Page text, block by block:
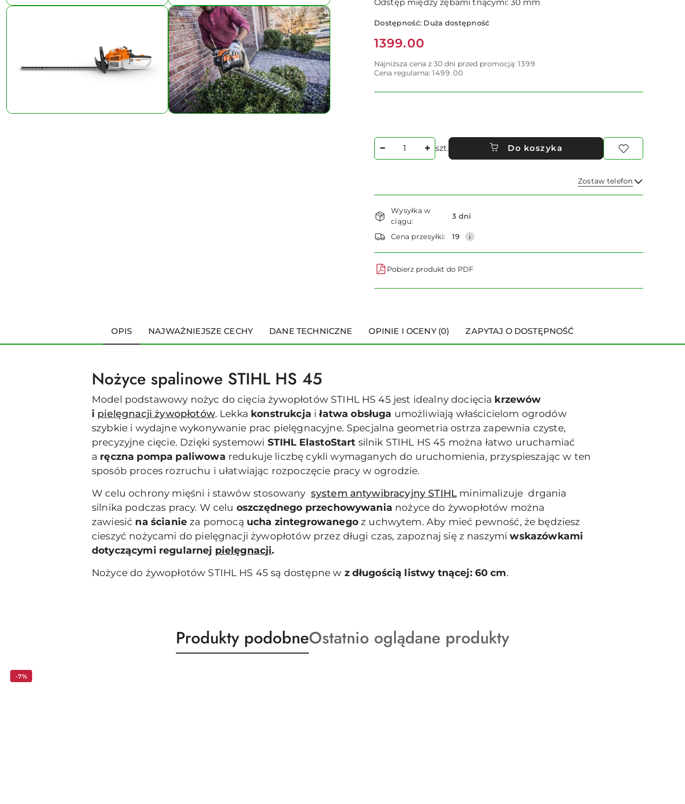
Odstęp między zębami tnącymi: 30 mm
Dostępność: Duża dostępność
Cena:
1399.00
Najniższa cena z 30 dni przed promocją: 1399
Cena regularna: 1499.00
Ilość
szt. Do koszyka
Zostaw telefon
Wyślij
Dostępność
i
dostawa
Wysyłka w
ciągu:
3 dni
Cena przesyłki: 19
Pobierz produkt do PDF
OPIS NAJWAŻNIEJSZE CECHY DANE TECHNICZNE OPINIE I OCENY (0) ZAPYTAJ O DOSTĘPNOŚĆ
Nożyce spalinowe STIHL HS 45
Model podstawowy nożyc do cięcia żywopłotów STIHL HS 45 jest idealny docięcia krzewów
i pielęgnacji żywopłotów. Lekka konstrukcja iłatwa obsługa umożliwiają właścicielom ogrodów
szybkie i wydajne wykonywanie prac pielęgnacyjne. Specjalna geometria ostrza zapewnia czyste,
precyzyjne cięcie. Dzięki systemowi STIHL ElastoStart silnik STIHL HS 45 można łatwo uruchamiać
a ręczna pompa paliwowa redukuje liczbę cykli wymaganych do uruchomienia, przyspieszając w ten
sposób proces rozruchu i ułatwiając rozpoczęcie pracy w ogrodzie.
W celu ochrony mięśni i stawów stosowany system antywibracyjny STIHL minimalizuje drgania
silnika podczas pracy. W celu oszczędnego przechowywania nożyce do żywopłotów można
zawiesić na ścianie za pomocą ucha zintegrowanegoz uchwytem. Aby mieć pewność, że będziesz
cieszyć nożycami do pielęgnacji żywopłotów przez długi czas, zapoznaj się z naszymiwskazówkami
dotyczącymi regularnej pielęgnacji.
Nożyce do żywopłotów STIHL HS 45 są dostępne w z długością listwy tnącej: 60 cm.
Produkty
o
Produkty podobneProdukty
o
Ostatnio oglądane produkty
-7%